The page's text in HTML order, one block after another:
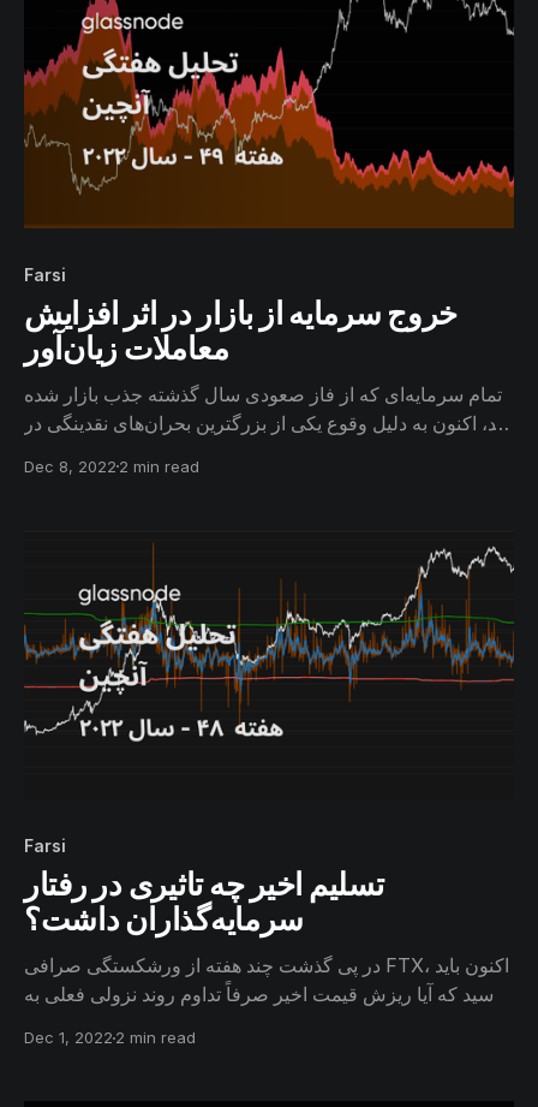
Farsi
خروج سرمایه از بازار در اثر افزایش
معاملات زیان‌آور
تمام سرمایه‌ای که از فاز صعودی سال گذشته جذب بازار شده
بود، اکنون به دلیل وقوع یکی از بزرگترین بحران‌های نقدینگی در
تعداد تراکنش‌های شبکه نسبتاً افزایش یافته، اما این تراکنش‌ها
Dec 8, 2022 2 min read
Farsi
تسلیم اخیر چه تاثیری در رفتار
سرمایه‌گذاران داشت؟
در پی گذشت چند هفته از ورشکستگی صرافی FTX، اکنون باید
پرسید که آیا ریزش قیمت اخیر صرفاً تداوم روند نزولی فعلی به
Dec 1, 2022 2 min read